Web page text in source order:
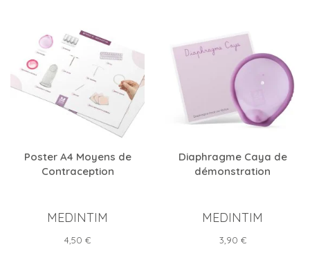
Poster A4 Moyens de
Contraception
MEDINTIM
Prix
4,50 €
Diaphragme Caya de
démonstration
MEDINTIM
Prix
3,90 €